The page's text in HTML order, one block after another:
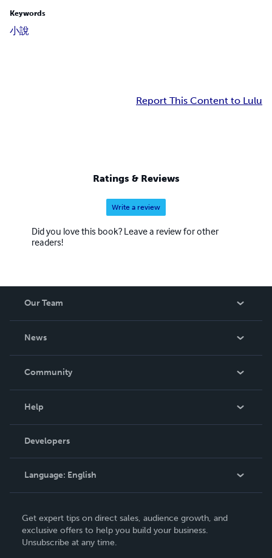
Keywords
小說
Report This Content to Lulu
Ratings & Reviews
Write a review
Did you love this book? Leave a review for other
readers!
Our Team
News
In The News
Community
Podcast
Help
Order Lookup
Knowledge Base
Contact Support
Developers
Language: English
Deutsch
Français
Get expert tips on direct sales, audience growth, and
exclusive offers to help you build your business.
Unsubscribe at any time.